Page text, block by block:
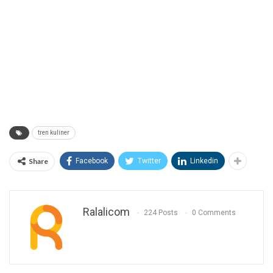
tren kuliner
Share Facebook Twitter Linkedin
Ralalicom 224 Posts 0 Comments